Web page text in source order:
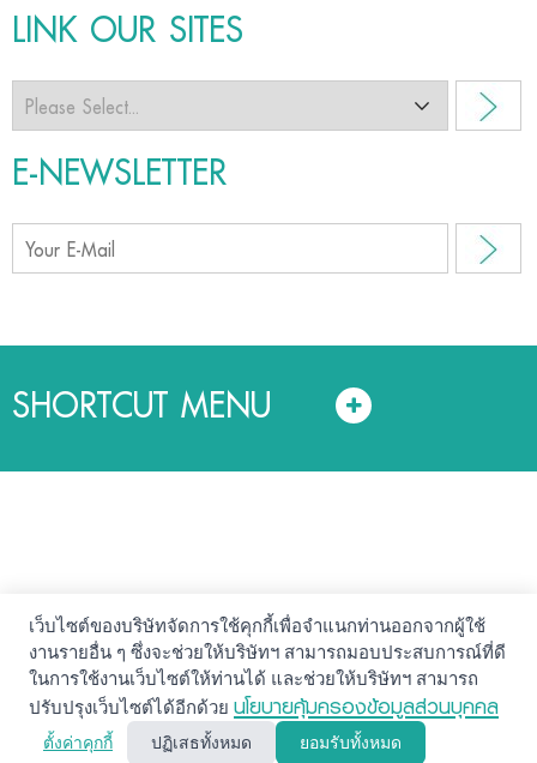
LINK OUR SITES
E-NEWSLETTER
SHORTCUT MENU
© สงวนลิขสิทธิ์ 2561. บริษัทหลักทรัพย์จัดการกองทุน แลนด์
แอนด์ เฮ้าส์ จำกัด
นโยบายความปลอดภัย
คำสงวนสิทธิ์
นโยบายคุ้มครองข้อมูลส่วนบุคคล (Privacy Notice)
เว็บไซต์ของบริษัทจัดการใช้คุกกี้เพื่อจำแนกท่านออกจากผู้ใช้
งานรายอื่น ๆ ซึ่งจะช่วยให้บริษัทฯ สามารถมอบประสบการณ์ที่ดี
ในการใช้งานเว็บไซต์ให้ท่านได้ และช่วยให้บริษัทฯ สามารถ
ปรับปรุงเว็บไซต์ได้อีกด้วย นโยบายคุ้มครองข้อมูลส่วนบุคคล
ตั้งค่าคุกกี้ ปฏิเสธทั้งหมด ยอมรับทั้งหมด